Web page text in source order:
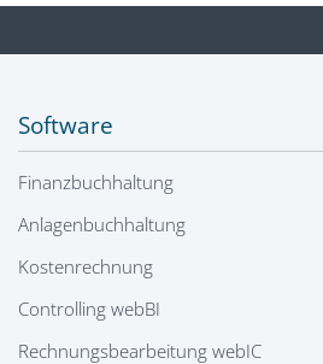
Software
Finanzbuchhaltung
Anlagenbuchhaltung
Kostenrechnung
Controlling webBI
Rechnungsbearbeitung webIC